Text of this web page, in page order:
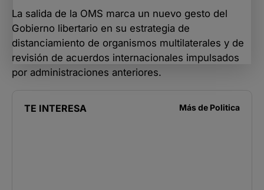
La salida de la OMS marca un nuevo gesto del
Gobierno libertario en su estrategia de
distanciamiento de organismos multilaterales y de
revisión de acuerdos internacionales impulsados
por administraciones anteriores.
TE INTERESA Más de Politica